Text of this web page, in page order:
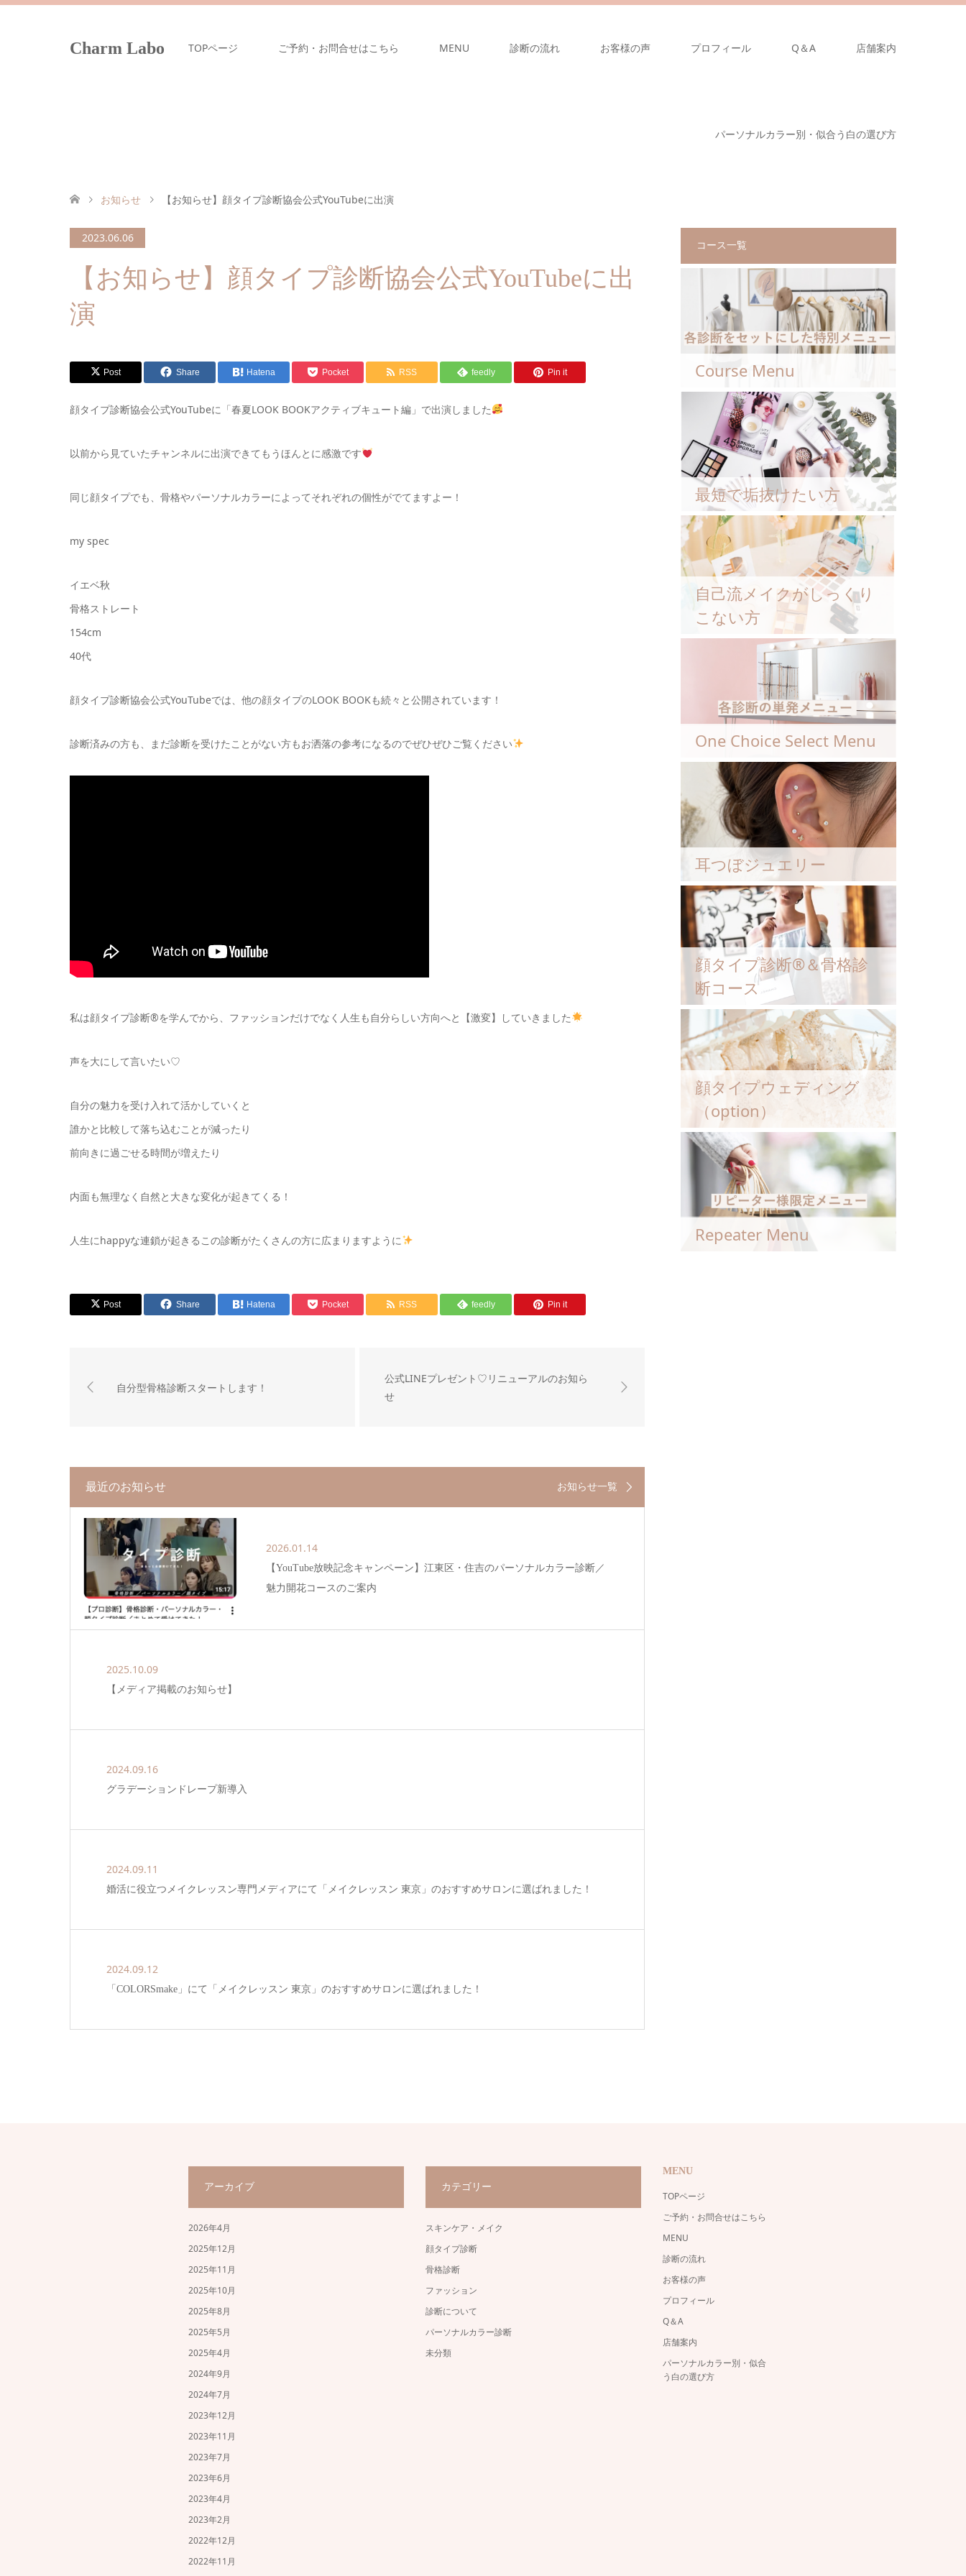
Charm Labo TOPページ ご予約・お問合せはこちら MENU 診断の流れ お客様の声 プロフィール Q＆A 店舗案内
パーソナルカラー別・似合う白の選び方
お知らせ 【お知らせ】顔タイプ診断協会公式YouTubeに出演
2023.06.06
【お知らせ】顔タイプ診断協会公式YouTubeに出
演
Post Share Hatena Pocket RSS feedly Pin it
顔タイプ診断協会公式YouTubeに「春夏LOOK BOOKアクティブキュート編」で出演しました
以前から見ていたチャンネルに出演できてもうほんとに感激です
同じ顔タイプでも、骨格やパーソナルカラーによってそれぞれの個性がでてますよー！
my spec
イエベ秋
骨格ストレート
154cm
40代
顔タイプ診断協会公式YouTubeでは、他の顔タイプのLOOK BOOKも続々と公開されています！
診断済みの方も、まだ診断を受けたことがない方もお洒落の参考になるのでぜひぜひご覧ください
私は顔タイプ診断®︎を学んでから、ファッションだけでなく人生も自分らしい方向へと【激変】していきました
声を大にして言いたい♡
自分の魅力を受け入れて活かしていくと
誰かと比較して落ち込むことが減ったり
前向きに過ごせる時間が増えたり
内面も無理なく自然と大きな変化が起きてくる！
人生にhappyな連鎖が起きるこの診断がたくさんの方に広まりますように
Post Share Hatena Pocket RSS feedly Pin it
自分型骨格診断スタートします！
公式LINEプレゼント♡リニューアルのお知ら
せ
最近のお知らせ お知らせ一覧
2026.01.14
【YouTube放映記念キャンペーン】江東区・住吉のパーソナルカラー診断／
魅力開花コースのご案内
2025.10.09
【メディア掲載のお知らせ】
2024.09.16
グラデーションドレープ新導入
2024.09.11
婚活に役立つメイクレッスン専門メディアにて「メイクレッスン 東京」のおすすめサロンに選ばれました！
2024.09.12
「COLORSmake」にて「メイクレッスン 東京」のおすすめサロンに選ばれました！
コース一覧
Course Menu
最短で垢抜けたい方
自己流メイクがしっくり
こない方
One Choice Select Menu
耳つぼジュエリー
顔タイプ診断®︎＆骨格診
断コース
顔タイプウェディング
（option）
Repeater Menu
アーカイブ
2026年4月
2025年12月
2025年11月
2025年10月
2025年8月
2025年5月
2025年4月
2024年9月
2024年7月
2023年12月
2023年11月
2023年7月
2023年6月
2023年4月
2023年2月
2022年12月
2022年11月
カテゴリー
スキンケア・メイク
顔タイプ診断
骨格診断
ファッション
診断について
パーソナルカラー診断
未分類
MENU
TOPページ
ご予約・お問合せはこちら
MENU
診断の流れ
お客様の声
プロフィール
Q＆A
店舗案内
パーソナルカラー別・似合
う白の選び方